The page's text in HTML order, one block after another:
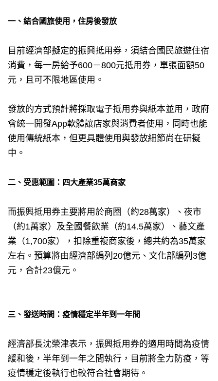
一、結合國旅使用，住房後發放
目前經濟部擬定的振興抵用券，須結合國民旅遊住宿
消費，每一房給予600－800元抵用券，單張面額50
元，且可不限地區使用。
發放的方式預計將採取電子抵用券與紙本並用，政府
會統一開發App軟體讓店家與消費者使用，同時也能
使用傳統紙本，但更具體使用與發放細節尚在研擬
中。
二、受惠範圍：四大產業35萬商家
而振興抵用券主要將用於商圈（約28萬家）、夜市
（約1萬家）及全國餐飲業（約14.5萬家）、藝文產
業（1,700家），扣除重複商家後，總共約為35萬家
左右。預算將由經濟部編列20億元、文化部編列3億
元，合計23億元。
三、發送時間：疫情穩定半年到一年間
經濟部長沈榮津表示，振興抵用券的適用時間為疫情
緩和後，半年到一年之間執行，目前將全力防疫，等
疫情穩定後執行也較符合社會期待。